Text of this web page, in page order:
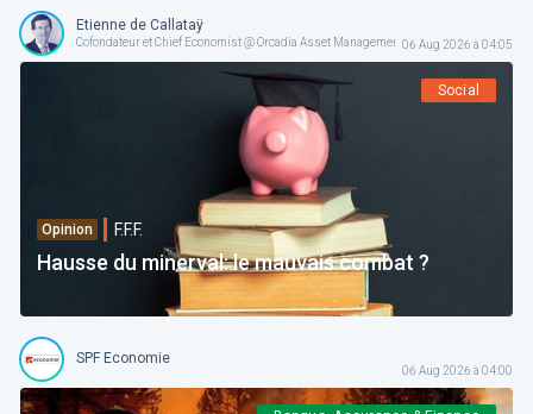
Etienne de Callataÿ
Cofondateur et Chief Economist @ Orcadia Asset Management06 Aug 2026 à 04:05
Social
Opinion F.F.F.
Hausse du minerval: le mauvais combat ?
SPF Economie
06 Aug 2026 à 04:00